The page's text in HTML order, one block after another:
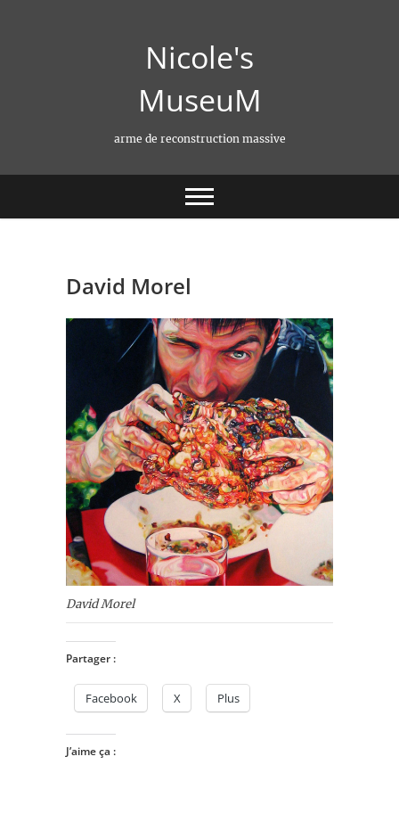
Nicole's
MuseuM
arme de reconstruction massive
David Morel
David Morel
Partager :
Facebook X Plus
J’aime ça :